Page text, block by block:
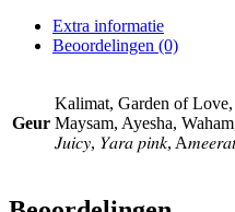
Extra informatie
Beoordelingen (0)
Geur
Kalimat, Garden of
Maysam, Ayesha,
𝐽𝑢𝑖𝑐𝑦, 𝑌𝑎𝑟𝑎 𝑝𝑖𝑛𝑘,